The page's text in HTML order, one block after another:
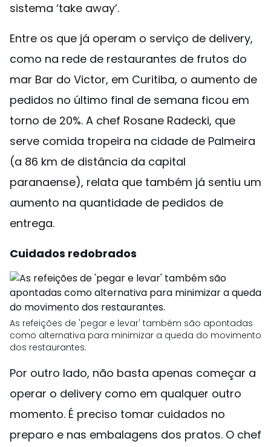
sistema ‘take away’.
Entre os que já operam o serviço de delivery,
como na rede de restaurantes de frutos do
mar Bar do Victor, em Curitiba, o aumento de
pedidos no último final de semana ficou em
torno de 20%. A chef Rosane Radecki, que
serve comida tropeira na cidade de Palmeira
(a 86 km de distância da capital
paranaense), relata que também já sentiu um
aumento na quantidade de pedidos de
entrega.
Cuidados redobrados
As refeições de 'pegar e levar' também são apontadas
como alternativa para minimizar a queda do movimento
dos restaurantes.
Por outro lado, não basta apenas começar a
operar o delivery como em qualquer outro
momento. É preciso tomar cuidados no
preparo e nas embalagens dos pratos. O chef